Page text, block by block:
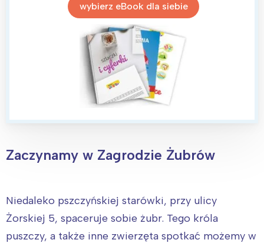
wybierz eBook dla siebie
Zaczynamy w Zagrodzie Żubrów
Niedaleko pszczyńskiej starówki, przy ulicy
Żorskiej 5, spaceruje sobie żubr. Tego króla
puszczy, a także inne zwierzęta spotkać możemy w